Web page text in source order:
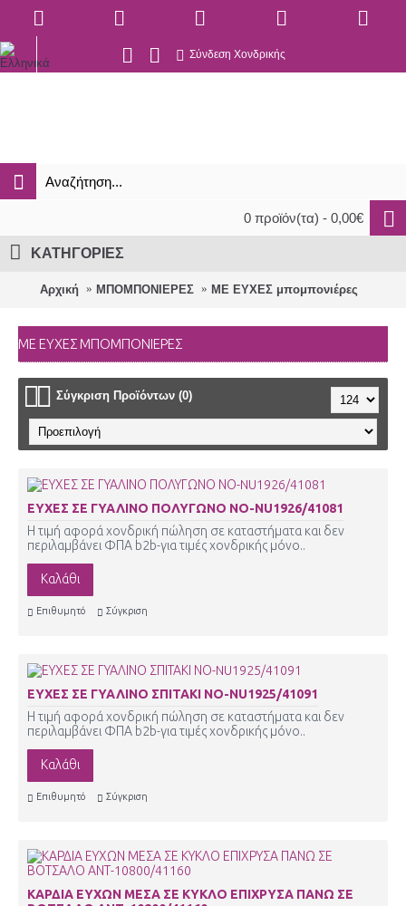
Σύνδεση Χονδρικής
0 προϊόν(τα) - 0,00€
ΚΑΤΗΓΟΡΙΕΣ
Αρχική ΜΠΟΜΠΟΝΙΕΡΕΣ ΜΕ ΕΥΧΕΣ μπομπονιέρες
ΜΕ ΕΥΧΕΣ ΜΠΟΜΠΟΝΙΈΡΕΣ
Σύγκριση Προϊόντων (0)
ΕΥΧΕΣ ΣΕ ΓΥΑΛΙΝΟ ΠΟΛΥΓΩΝΟ ΝΟ-NU1926/41081
Η τιμή αφορά χονδρική πώληση σε καταστήματα και δεν
περιλαμβάνει ΦΠΑ b2b-για τιμές χονδρικής μόνο..
Καλάθι
Επιθυμητό Σύγκριση
ΕΥΧΕΣ ΣΕ ΓΥΑΛΙΝΟ ΣΠΙΤΑΚΙ ΝΟ-NU1925/41091
Η τιμή αφορά χονδρική πώληση σε καταστήματα και δεν
περιλαμβάνει ΦΠΑ b2b-για τιμές χονδρικής μόνο..
Καλάθι
Επιθυμητό Σύγκριση
ΚΑΡΔΙΑ ΕΥΧΩΝ ΜΕΣΑ ΣΕ ΚΥΚΛΟ ΕΠΙΧΡΥΣΑ ΠΑΝΩ ΣΕ